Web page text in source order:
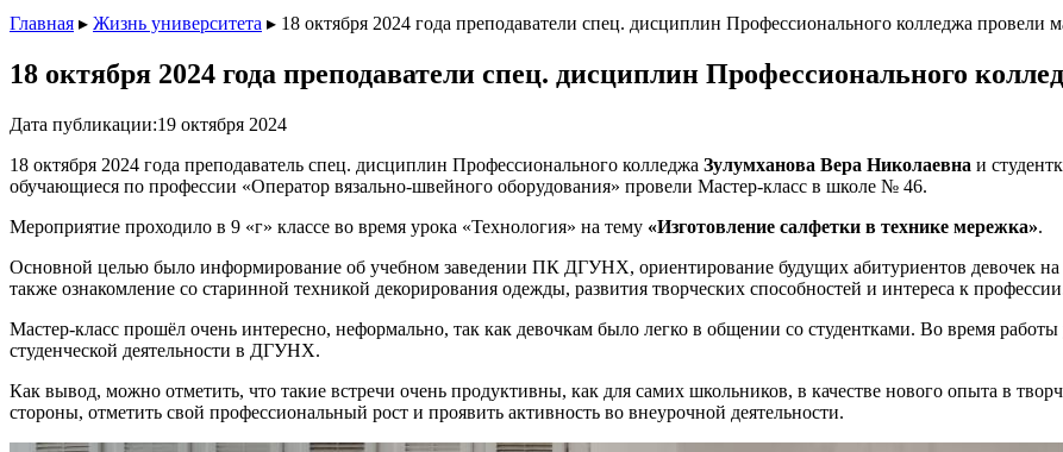
Главная ▸ Жизнь университета ▸ 18 октября 2024 года преподаватели спец. дисциплин Профессионального колледжа провели
18 октября 2024 года преподаватели спец. дисциплин Профессионального
Дата публикации:19 октября 2024
18 октября 2024 года преподаватель спец. дисциплин Профессионального колледжа Зулумханова Вера Николаевна и
обучающиеся по профессии «Оператор вязально-швейного оборудования» провели Мастер-класс в школе № 46.
Мероприятие проходило в 9 «г» классе во время урока «Технология» на тему «Изготовление салфетки в технике мережка».
Основной целью было информирование об учебном заведении ПК ДГУНХ, ориентирование будущих абитуриентов девочек
также ознакомление со старинной техникой декорирования одежды, развития творческих способностей и интереса к
Мастер-класс прошёл очень интересно, неформально, так как девочкам было легко в общении со студентками. Во время
студенческой деятельности в ДГУНХ.
Как вывод, можно отметить, что такие встречи очень продуктивны, как для самих школьников, в качестве нового опыта в
стороны, отметить свой профессиональный рост и проявить активность во внеурочной деятельности.